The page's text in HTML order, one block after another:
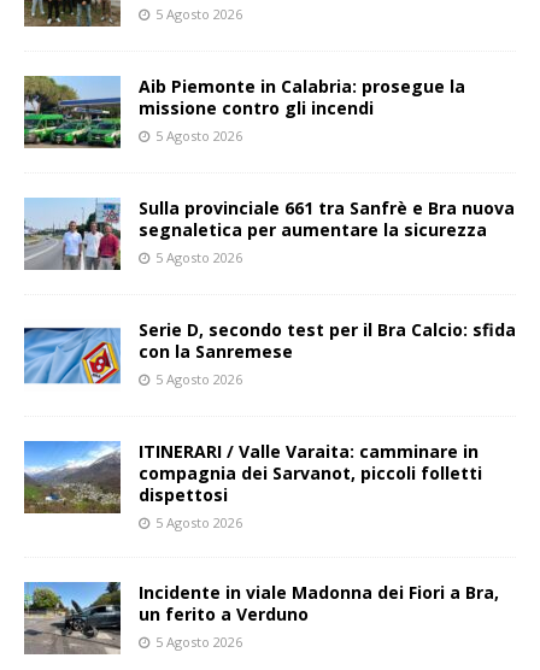
5 Agosto 2026
Aib Piemonte in Calabria: prosegue la
missione contro gli incendi
5 Agosto 2026
Sulla provinciale 661 tra Sanfrè e Bra nuova
segnaletica per aumentare la sicurezza
5 Agosto 2026
Serie D, secondo test per il Bra Calcio: sfida
con la Sanremese
5 Agosto 2026
ITINERARI / Valle Varaita: camminare in
compagnia dei Sarvanot, piccoli folletti
dispettosi
5 Agosto 2026
Incidente in viale Madonna dei Fiori a Bra,
un ferito a Verduno
5 Agosto 2026